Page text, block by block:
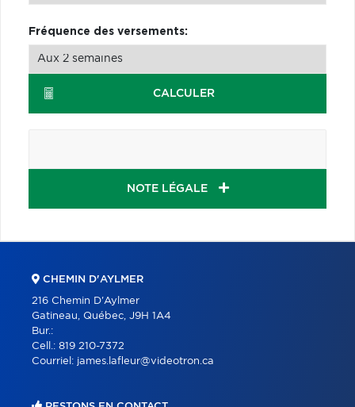
Fréquence des versements:
CALCULER
NOTE LÉGALE
CHEMIN D'AYLMER
216 Chemin D'Aylmer
Gatineau, Québec, J9H 1A4
Bur.:
Cell.: 819 210-7372
Courriel: james.lafleur@videotron.ca